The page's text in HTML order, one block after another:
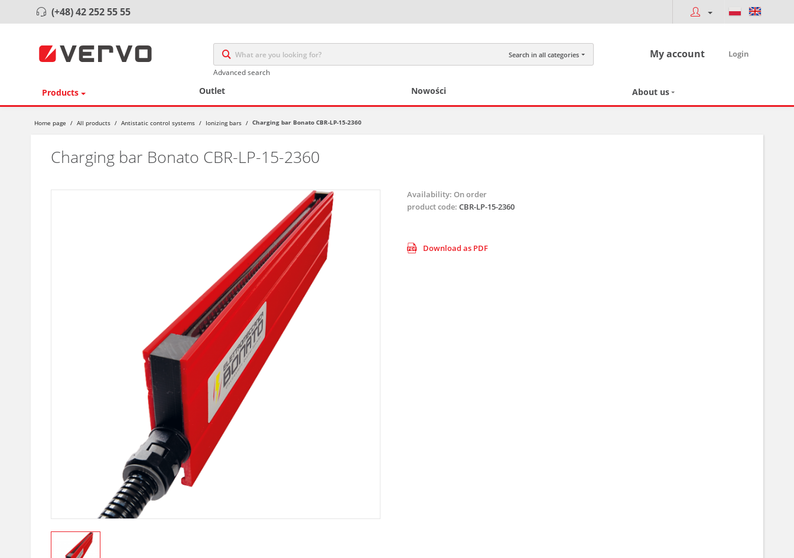
(+48) 42 252 55 55
Search in all categories
Advanced search
My account Login
Products Outlet Nowości About us
Home page / All products / Antistatic control systems / Ionizing bars / Charging bar Bonato CBR-LP-15-2360
Charging bar Bonato CBR-LP-15-2360
Availability: On order
product code: CBR-LP-15-2360
Download as PDF